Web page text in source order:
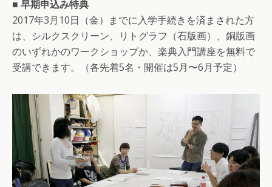
■ 早期申込み特典
2017年3月10日（金）までに入学手続きを済まされた方
は、シルクスクリーン、リトグラフ（石版画）、銅版画
のいずれかのワークショップか、楽典入門講座を無料で
受講できます。（各先着5名・開催は5月〜6月予定）